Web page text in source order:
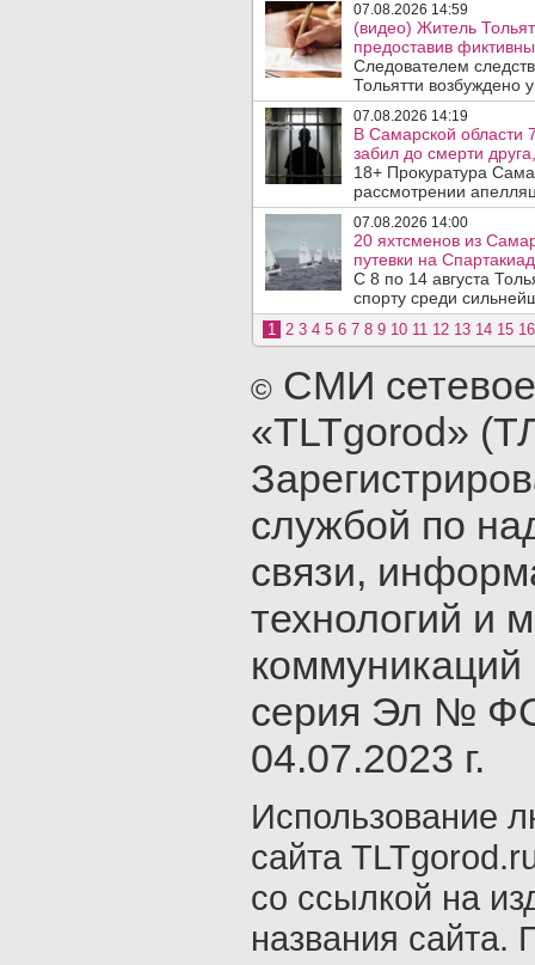
07.08.2026 14:59
(видео) Житель
предоставив
Следователем
Тольятти возбуждено
07.08.2026 14:19
В Самарской области
забил до смерти
18+ Прокуратура
рассмотрении
07.08.2026 14:00
20 яхтсменов из
путевки на
С 8 по 14 августа
спорту среди
1 2 3 4 5 6 7 8 9 10 11 12 13 14 15 16
© СМИ
«TLTgorod»
службой по
связи,
технологий и
серия Эл №
04.07.2023 г.
Использование
сайта
со ссылкой на
названия сайта.